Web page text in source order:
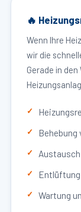
🔥
Wenn Ihre
wir die
Gerade in
Behebung
Wartung